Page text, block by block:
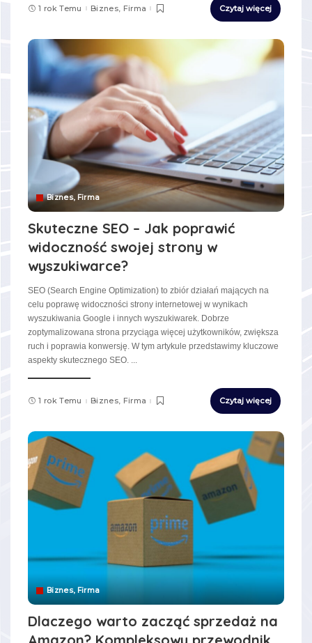
1 rok Temu Biznes, Firma Czytaj więcej
Biznes, Firma
Skuteczne SEO – Jak poprawić
widoczność swojej strony w
wyszukiwarce?
SEO (Search Engine Optimization) to zbiór działań mających na
celu poprawę widoczności strony internetowej w wynikach
wyszukiwania Google i innych wyszukiwarek. Dobrze
zoptymalizowana strona przyciąga więcej użytkowników, zwiększa
ruch i poprawia konwersję. W tym artykule przedstawimy kluczowe
aspekty skutecznego SEO. ...
1 rok Temu Biznes, Firma Czytaj więcej
Biznes, Firma
Dlaczego warto zacząć sprzedaż na